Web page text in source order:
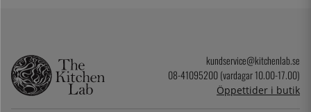
kundservice@kitchenlab.se
08-41095200 (vardagar 10.00-17.00)
Öppettider i butik